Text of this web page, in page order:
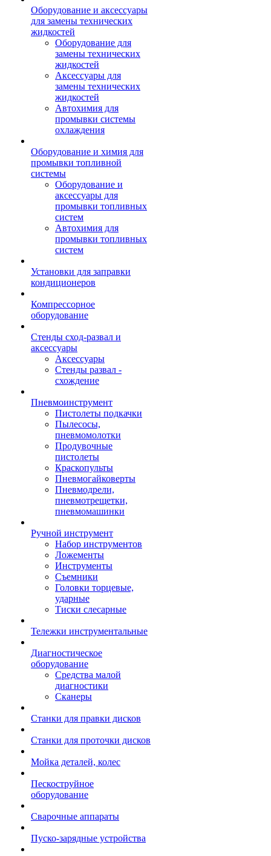
Оборудование и аксессуары
для замены технических
жидкостей
Оборудование для
замены технических
жидкостей
Аксессуары для
замены технических
жидкостей
Автохимия для
промывки системы
охлаждения
Оборудование и химия для
промывки топливной
системы
Оборудование и
аксессуары для
промывки топливных
систем
Автохимия для
промывки топливных
систем
Установки для заправки
кондиционеров
Компрессорное
оборудование
Стенды сход-развал и
аксессуары
Аксессуары
Стенды развал -
схождение
Пневмоинструмент
Пистолеты подкачки
Пылесосы,
пневмомолотки
Продувочные
пистолеты
Краскопульты
Пневмогайковерты
Пневмодрели,
пневмотрещетки,
пневмомашинки
Ручной инструмент
Набор инструментов
Ложементы
Инструменты
Съемники
Головки торцевые,
ударные
Тиски слесарные
Тележки инструментальные
Диагностическое
оборудование
Средства малой
диагностики
Сканеры
Станки для правки дисков
Станки для проточки дисков
Мойка деталей, колес
Пескоструйное
оборудование
Сварочные аппараты
Пуско-зарядные устройства